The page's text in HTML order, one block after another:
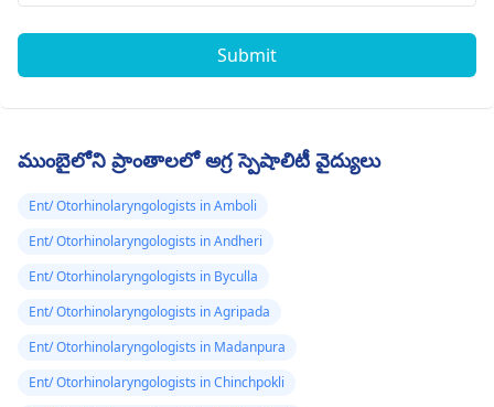
Submit
ముంబైలోని ప్రాంతాలలో అగ్ర స్పెషాలిటీ వైద్యులు
Ent/ Otorhinolaryngologists in Amboli
Ent/ Otorhinolaryngologists in Andheri
Ent/ Otorhinolaryngologists in Byculla
Ent/ Otorhinolaryngologists in Agripada
Ent/ Otorhinolaryngologists in Madanpura
Ent/ Otorhinolaryngologists in Chinchpokli